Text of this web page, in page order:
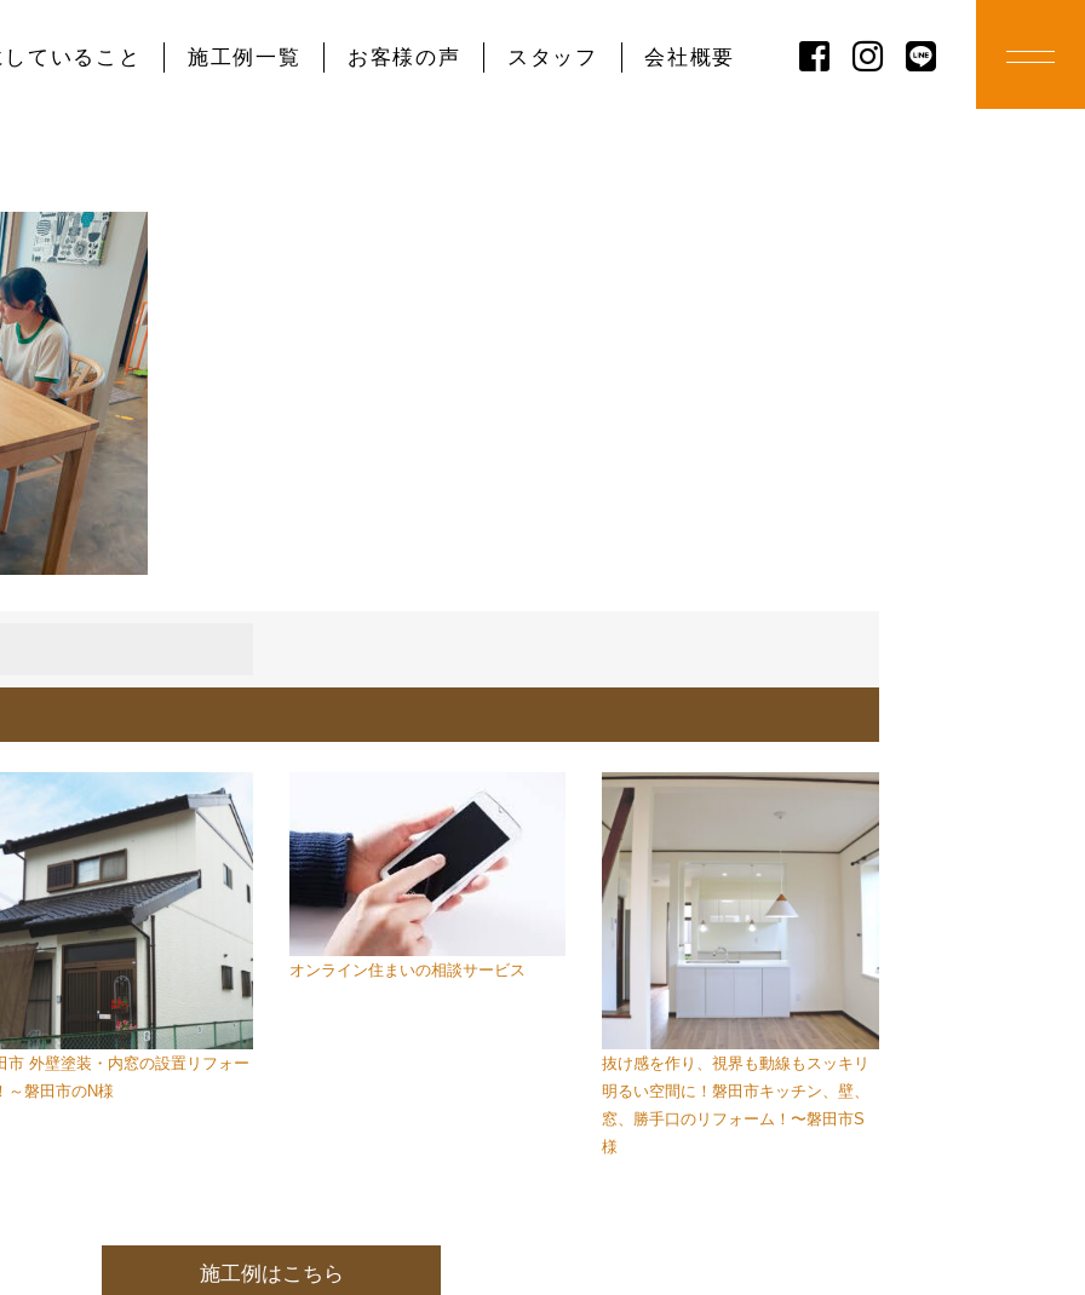
ていること 施工例一覧 お客様の声 スタッフ 会社概要
市 外壁塗装・内窓の設置リフォー
～磐田市のN様
オンライン住まいの相談サービス
抜け感を作り、視界も動線もスッキリ
明るい空間に！磐田市キッチン、壁、
窓、勝手口のリフォーム！〜磐田市S
様
施工例はこちら